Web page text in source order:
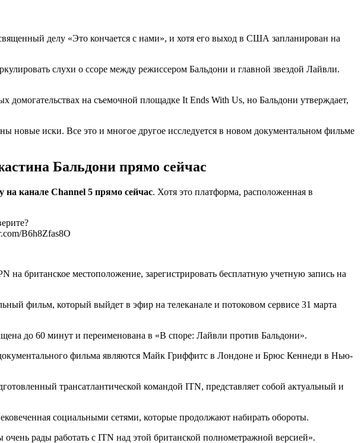
делу «Это кончается с нами», и хотя его выход в США запланирован на
слухи о ссоре между режиссером Бальдони и главной звездой Лайвли.
на съемочной площадке It Ends With Us, но Бальдони утверждает,
иски. Все это и многое другое исследуется в новом документальном фильме
Бальдони прямо сейчас
на канале Channel 5 прямо сейчас. Хотя это платформа, расположенная в
B6h8Zfas8O
на британское местоположение, зарегистрировать бесплатную учетную запись на
фильм, который выйдет в эфир на телеканале и потоковом сервисе 31 марта
до 60 минут и переименована в «В споре: Лайвли против Бальдони».
фильма являются Майк Гриффитс в Лондоне и Брюс Кеннеди в Нью-
трансатлантической командой ITN, представляет собой актуальный и
социальными сетями, которые продолжают набирать обороты.
рады работать с ITN над этой британской полнометражной версией».